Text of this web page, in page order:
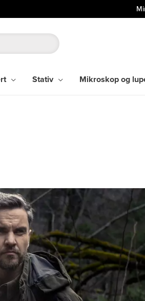
Stativ Mikroskop og